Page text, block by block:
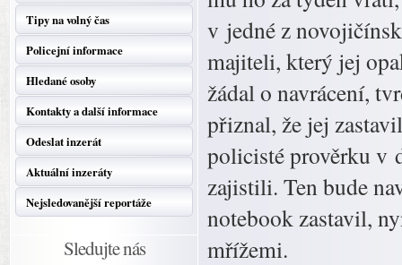
Tipy na volný čas
Policejní informace
Hledané osoby
Kontakty a další informace
Odeslat inzerát
Aktuální inzeráty
Nejsledovanější reportáže
Sledujte nás
v jedné z
majiteli, který jej
žádal o navrácení,
přiznal, že jej
policisté prověrku v
zajistili. Ten bude
notebook zastavil,
mřížemi.